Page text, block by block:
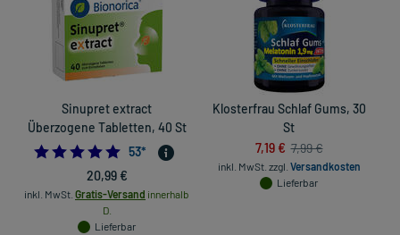
Sinupret extract
Überzogene Tabletten, 40 St
4.943396226415095
53*
20,99 €
inkl. MwSt. Gratis-Versand innerhalb
D.
Lieferbar
Klosterfrau Schlaf Gums, 30
St
7,19 € 7,99 €
inkl. MwSt. zzgl. Versandkosten
Lieferbar